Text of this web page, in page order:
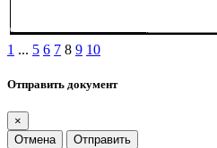
1 ... 5 6 7 8 9 10
Отправить документ
×
Отмена
Отправить